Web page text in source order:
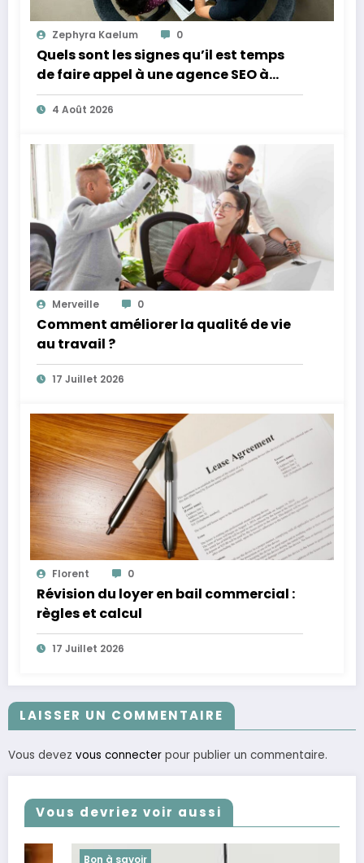
Zephyra Kaelum 0
Quels sont les signes qu’il est temps
de faire appel à une agence SEO à
Lyon ?
4 Août 2026
Merveille 0
Comment améliorer la qualité de vie
au travail ?
17 Juillet 2026
Florent 0
Révision du loyer en bail commercial :
règles et calcul
17 Juillet 2026
LAISSER UN COMMENTAIRE
Vous devez vous connecter pour publier un commentaire.
Vous devriez voir aussi
Bon à savoir